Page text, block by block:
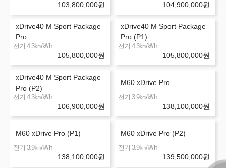
103,800,000원
104,900,000원
xDrive40 M Sport Package
Pro
전기 4.3㎞/㎾h
105,800,000원
xDrive40 M Sport Package
Pro (P1)
전기 4.3㎞/㎾h
105,800,000원
xDrive40 M Sport Package
Pro (P2)
전기 4.3㎞/㎾h
106,900,000원
M60 xDrive Pro
전기 3.9㎞/㎾h
138,100,000원
M60 xDrive Pro (P1)
전기 3.9㎞/㎾h
138,100,000원
M60 xDrive Pro (P2)
전기 3.9㎞/㎾h
139,500,000원